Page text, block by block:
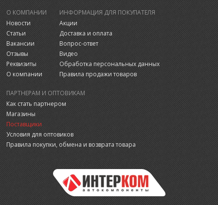
О КОМПАНИИ
Новости
Статьи
Вакансии
Отзывы
Реквизиты
О компании
ИНФОРМАЦИЯ ДЛЯ ПОКУПАТЕЛЯ
Акции
Доставка и оплата
Вопрос-ответ
Видео
Обработка персональных данных
Правила продажи товаров
ПАРТНЕРАМ И ОПТОВИКАМ
Как стать партнером
Магазины
Поставщики
Условия для оптовиков
Правила покупки, обмена и возврата товара